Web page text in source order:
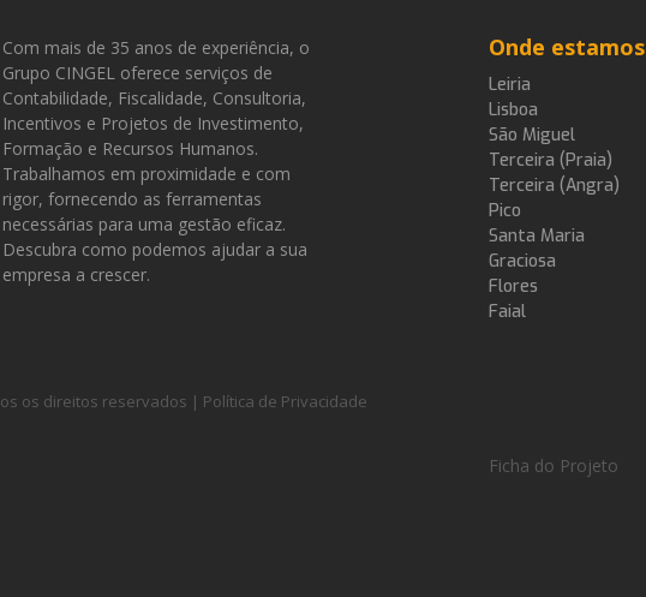
Com mais de 35 anos de experiência, o
Grupo CINGEL oferece serviços de
Contabilidade, Fiscalidade, Consultoria,
Incentivos e Projetos de Investimento,
Formação e Recursos Humanos.
Trabalhamos em proximidade e com
rigor, fornecendo as ferramentas
necessárias para uma gestão eficaz.
Descubra como podemos ajudar a sua
empresa a crescer.
Onde estamos
Leiria
Lisboa
São Miguel
Terceira (Praia)
Terceira (Angra)
Pico
Santa Maria
Graciosa
Flores
Faial
os direitos reservados | Política de Privacidade
Ficha do Projeto